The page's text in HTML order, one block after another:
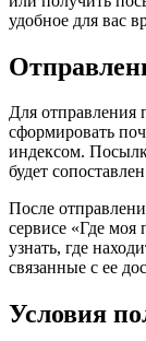
удобное для вас
Для отправления
сформировать
индексом.
будет
После
сервисе «Где
узнать, где
связанные с ее
Условия